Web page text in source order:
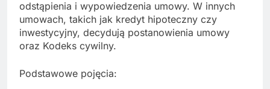
odstąpienia i wypowiedzenia umowy. W innych
umowach, takich jak kredyt hipoteczny czy
inwestycyjny, decydują postanowienia umowy
oraz Kodeks cywilny.
Podstawowe pojęcia: